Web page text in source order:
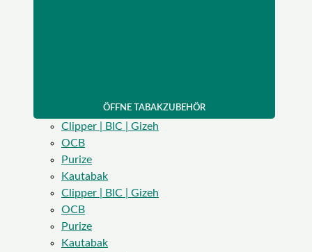
ÖFFNE TABAKZUBEHÖR
Clipper | BIC | Gizeh
OCB
Purize
Kautabak
Clipper | BIC | Gizeh
OCB
Purize
Kautabak